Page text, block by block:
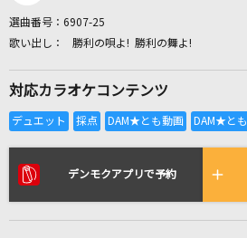
全国りれき
リアルタイムで歌われて
選曲番号： 6907-25
勝利の唄よ! 勝利の舞よ!
対応カラオケコンテンツ
デンモクアプリで予約